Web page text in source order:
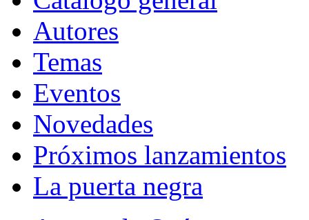
Autores
Temas
Eventos
Novedades
Próximos lanzamientos
La puerta negra